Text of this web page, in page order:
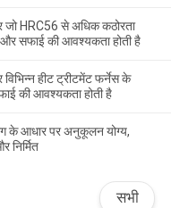
जो HRC56 से अधिक कठोरता
और सफाई की आवश्यकता होती है
हीट ट्रीटमेंट फर्नेस के
की आवश्यकता होती है
के आधार पर अनुकूलन योग्य,
सभी